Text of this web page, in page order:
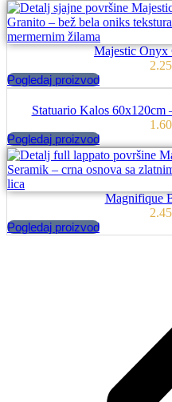
Majestic Onyx
Pogledaj proizvod
Statuario Kalos 60x120cm
Pogledaj proizvod
Magnifique
Pogledaj proizvod